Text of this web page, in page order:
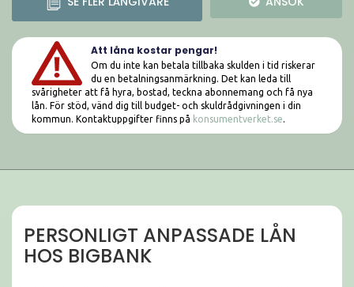
Att låna kostar pengar!
Om du inte kan betala tillbaka skulden i tid riskerar
du en betalningsanmärkning. Det kan leda till
svårigheter att få hyra, bostad, teckna abonnemang och få nya
lån. För stöd, vänd dig till budget- och skuldrådgivningen i din
kommun. Kontaktuppgifter finns på konsumentverket.se.
PERSONLIGT ANPASSADE LÅN
HOS BIGBANK